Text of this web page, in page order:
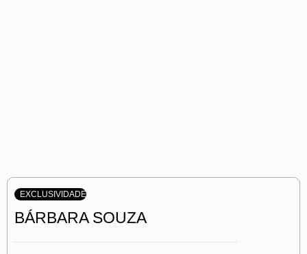
EXCLUSIVIDADE
BÁRBARA SOUZA